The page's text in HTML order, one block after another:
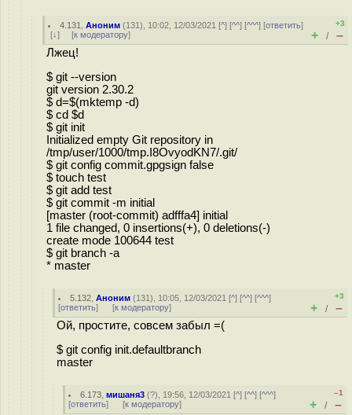
4.131 ,Аноним (131), 10:02, 12/03/2021 [^] [^^] [^^^] [ответить]
[↓] [к модератору]
+3
+ / –
Лжец!
$ git --version
git version 2.30.2
$ d=$(mktemp -d)
$ cd $d
$ git init
Initialized empty Git repository in
/tmp/user/1000/tmp.I8OvyodKN7/.git/
$ git config commit.gpgsign false
$ touch test
$ git add test
$ git commit -m initial
[master (root-commit) adfffa4] initial
1 file changed, 0 insertions(+), 0 deletions(-)
create mode 100644 test
$ git branch -a
* master
5.132 ,Аноним (131), 10:05, 12/03/2021 [^] [^^] [^^^]
[ответить] [к модератору]
+3
+ / –
Ой, простите, совсем забыл =(
$ git config init.defaultbranch
master
6.173 ,мишаня3 (?), 19:56, 12/03/2021 [^] [^^] [^^^]
[ответить] [к модератору]
–1
+ / –